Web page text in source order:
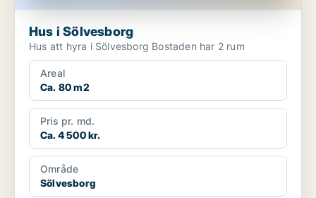
Hus i Sölvesborg
Hus att hyra i Sölvesborg Bostaden har 2 rum
Areal
Ca. 80 m2
Pris pr. md.
Ca. 4 500 kr.
Område
Sölvesborg